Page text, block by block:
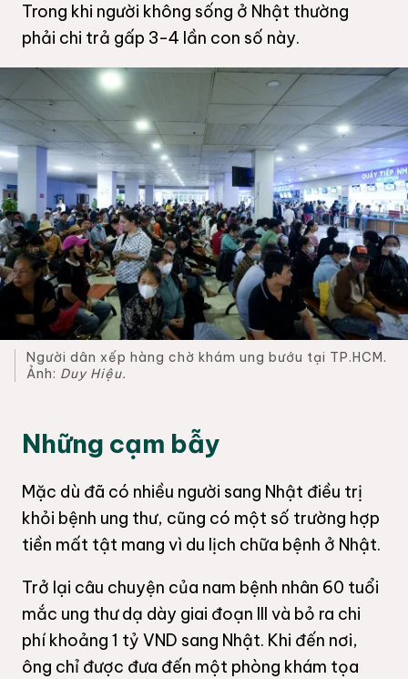
Trong khi người không sống ở Nhật thường
phải chi trả gấp 3-4 lần con số này.
Người dân xếp hàng chờ khám ung bướu tại TP.HCM.
Ảnh: Duy Hiệu.
Những cạm bẫy
Mặc dù đã có nhiều người sang Nhật điều trị
khỏi bệnh ung thư, cũng có một số trường hợp
tiền mất tật mang vì du lịch chữa bệnh ở Nhật.
Trở lại câu chuyện của nam bệnh nhân 60 tuổi
mắc ung thư dạ dày giai đoạn III và bỏ ra chi
phí khoảng 1 tỷ VND sang Nhật. Khi đến nơi,
ông chỉ được đưa đến một phòng khám tọa